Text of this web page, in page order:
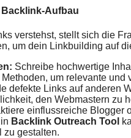
Aufbau
verstehst, stellt sich die
um dein Linkbuilding auf
Schreibe hochwertige
um relevante
defekte Links auf anderen
den Webmastern
einflussreiche Blogger
Backlink Outreach Tool
zu gestalten.